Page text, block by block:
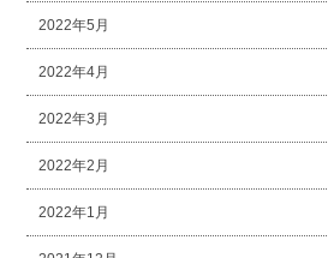
2022年5月
2022年4月
2022年3月
2022年2月
2022年1月